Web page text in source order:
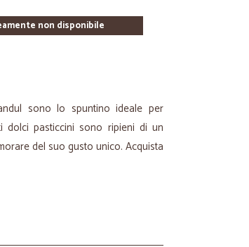
non disponibile
sono lo spuntino ideale per
dolci pasticcini sono ripieni di un
del suo gusto unico. Acquista